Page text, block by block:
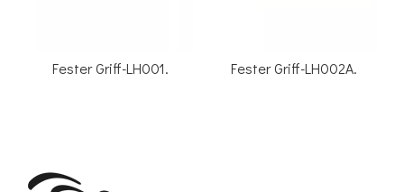
Fester Griff-LH001. Fester Griff-LH002A.